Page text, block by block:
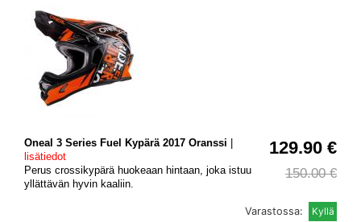
129.90 €
150.00 €
Oneal 3 Series Fuel Kypärä 2017 Oranssi
lisätiedot
Perus crossikypärä huokeaan hintaan, joka istuu
yllättävän hyvin kaaliin.
Varastossa: